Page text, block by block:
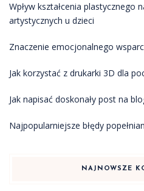
Wpływ kształcenia plastycznego
artystycznych u dzieci
Znaczenie emocjonalnego
Jak korzystać z drukarki 3D dla
Jak napisać doskonały post na
Najpopularniejsze błędy
NAJNOWSZE